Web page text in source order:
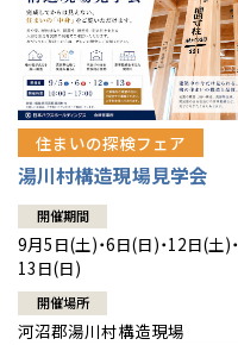
住まいの探検フェア
湯川村構造現場見学会
開催期間
9月5日(土)・6日(日)・12日(土)・
13日(日)
開催場所
河沼郡湯川村構造現場